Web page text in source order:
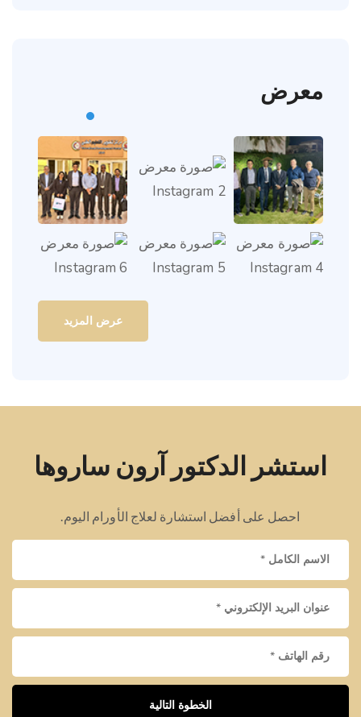
معرض
عرض المزيد
استشر الدكتور آرون ساروها
احصل على أفضل استشارة لعلاج الأورام اليوم.
الخطوة التالية